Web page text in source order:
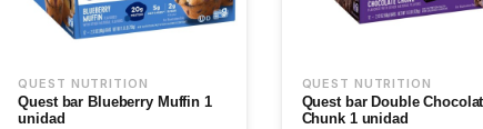
QUEST NUTRITION
Quest bar Blueberry Muffin 1
unidad
QUEST NUTRITION
Quest bar Double
Chunk 1 unidad